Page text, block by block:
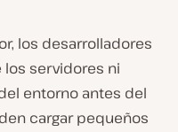
los desarrolladores
servidores ni
entorno antes del
cargar pequeños